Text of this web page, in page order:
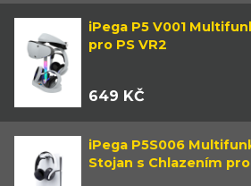
iPega P5 V001
pro PS VR2
649 KČ
iPega P5S006
Stojan s Chlazením